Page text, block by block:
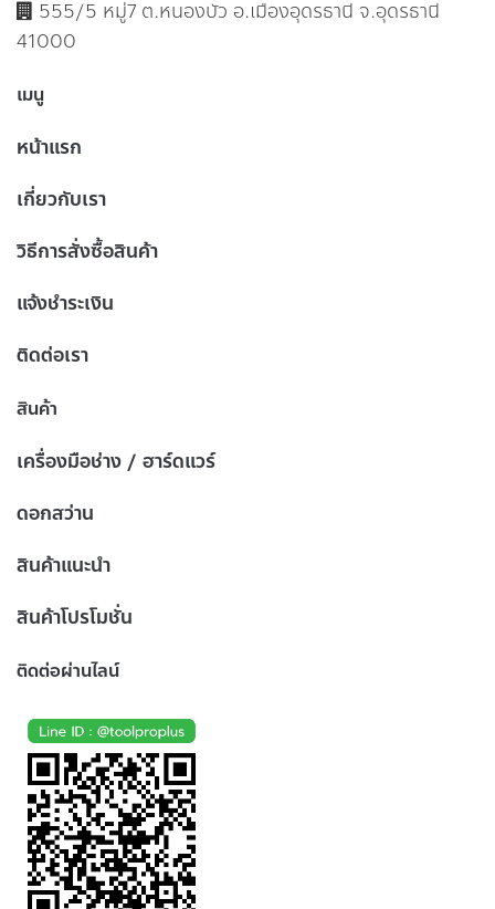
555/5 หมู่7 ต.หนองบัว อ.เมืองอุดรธานี จ.อุดรธานี
41000
เมนู
หน้าแรก
เกี่ยวกับเรา
วิธีการสั่งซื้อสินค้า
แจ้งชำระเงิน
ติดต่อเรา
สินค้า
เครื่องมือช่าง / ฮาร์ดแวร์
ดอกสว่าน
สินค้าแนะนำ
สินค้าโปรโมชั่น
ติดต่อผ่านไลน์